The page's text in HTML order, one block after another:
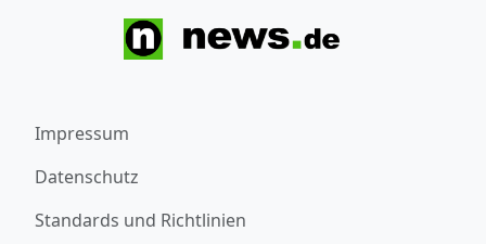
Impressum
Datenschutz
Standards und Richtlinien